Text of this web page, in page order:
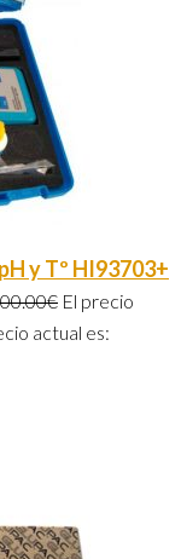
y Tº HI93703+
€ El precio
actual es: